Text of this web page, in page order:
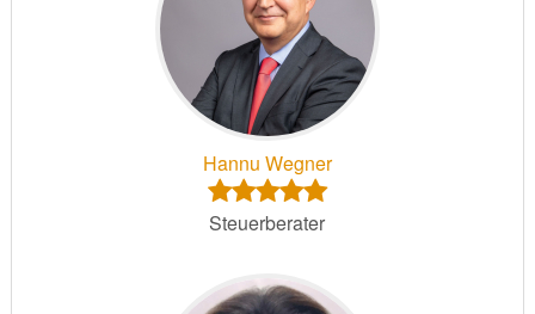
Hannu Wegner
Steuerberater